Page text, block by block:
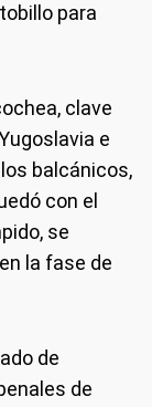
para
clave
e
balcánicos,
con el
se
la fase de
de
de